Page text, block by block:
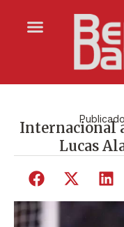
Internacional
Lucas